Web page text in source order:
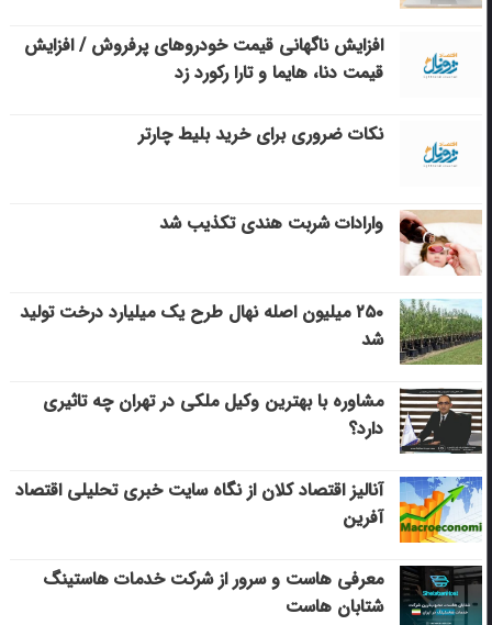
افزایش ناگهانی قیمت خودروهای پرفروش / افزایش
قیمت دنا، هایما و تارا رکورد زد
نکات ضروری برای خرید بلیط چارتر
وارادات شربت هندی تکذیب شد
۲۵۰ میلیون اصله نهال طرح یک میلیارد درخت تولید
شد
مشاوره با بهترین وکیل ملکی در تهران چه تاثیری
دارد؟
آنالیز اقتصاد کلان از نگاه سایت خبری تحلیلی اقتصاد
آفرین
معرفی هاست و سرور از شرکت خدمات هاستینگ
شتابان هاست